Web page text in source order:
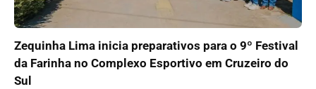
Zequinha Lima inicia preparativos para o 9º Festival
da Farinha no Complexo Esportivo em Cruzeiro do
Sul